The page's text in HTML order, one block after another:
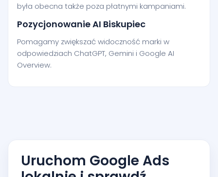
była obecna także poza płatnymi kampaniami.
Pozycjonowanie AI Biskupiec
Pomagamy zwiększać widoczność marki w
odpowiedziach ChatGPT, Gemini i Google AI
Overview.
Uruchom Google Ads